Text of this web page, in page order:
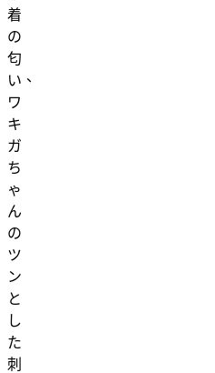
着
の
匂
い、
ワ
キ
ガ
ち
ゃ
ん
の
ツ
ン
と
し
た
刺